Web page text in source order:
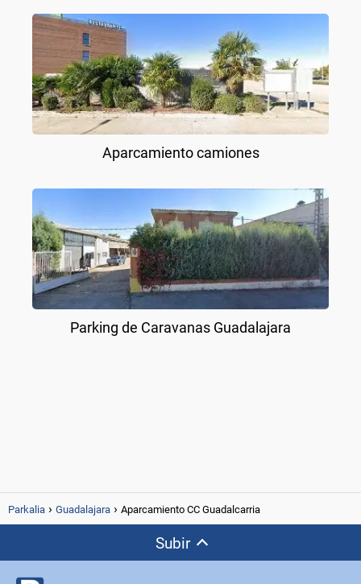
Aparcamiento camiones
Parking de Caravanas Guadalajara
Parkalia Guadalajara Aparcamiento CC Guadalcarria
Subir